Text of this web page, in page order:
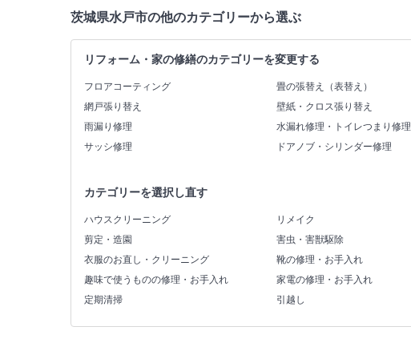
茨城県水戸市の他のカテゴリーから選ぶ
リフォーム・家の修繕のカテゴリーを変更する
フロアコーティング 畳の張替え（表替え）
網戸張り替え
壁紙・クロス張り替え
雨漏り修理
水漏れ修理・トイレつまり修理
サッシ修理
ドアノブ・シリンダー修理
カテゴリーを選択し直す
ハウスクリーニング リメイク
剪定・造園
害虫・害獣駆除
衣服のお直し・クリーニング
靴の修理・お手入れ
趣味で使うものの修理・お手入れ
家電の修理・お手入れ
定期清掃
引越し